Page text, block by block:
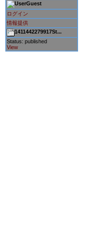
Guest
ログイン
情報提供
1411442279917St...
Status: published
View